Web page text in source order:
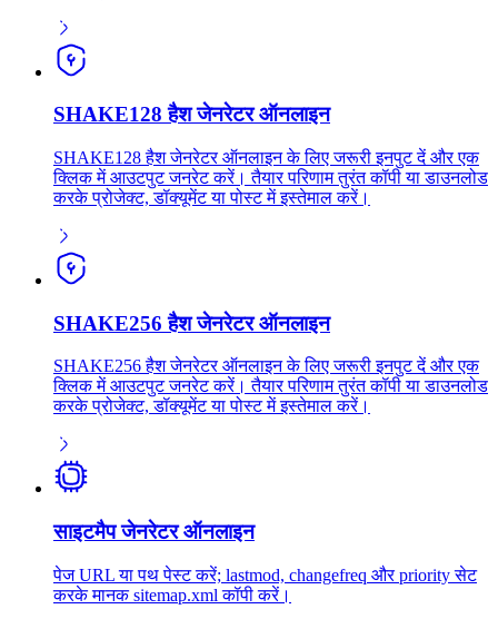
SHAKE128 हैश जेनरेटर ऑनलाइन
SHAKE128 हैश जेनरेटर ऑनलाइन के लिए जरूरी इनपुट दें और एक
क्लिक में आउटपुट जनरेट करें। तैयार परिणाम तुरंत कॉपी या डाउनलोड
करके प्रोजेक्ट, डॉक्यूमेंट या पोस्ट में इस्तेमाल करें।
SHAKE256 हैश जेनरेटर ऑनलाइन
SHAKE256 हैश जेनरेटर ऑनलाइन के लिए जरूरी इनपुट दें और एक
क्लिक में आउटपुट जनरेट करें। तैयार परिणाम तुरंत कॉपी या डाउनलोड
करके प्रोजेक्ट, डॉक्यूमेंट या पोस्ट में इस्तेमाल करें।
साइटमैप जेनरेटर ऑनलाइन
पेज URL या पथ पेस्ट करें; lastmod, changefreq और priority सेट
करके मानक sitemap.xml कॉपी करें।